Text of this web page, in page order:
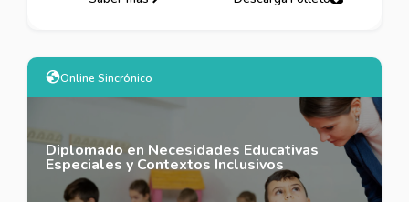
Online Sincrónico
Diplomado en Necesidades Educativas
Especiales y Contextos Inclusivos